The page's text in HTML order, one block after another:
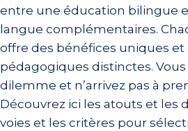
entre une éducation bilingue
langue complémentaires.
offre des bénéfices uniques et
pédagogiques distinctes. Vous
dilemme et n’arrivez pas à
Découvrez ici les atouts et les
voies et les critères pour